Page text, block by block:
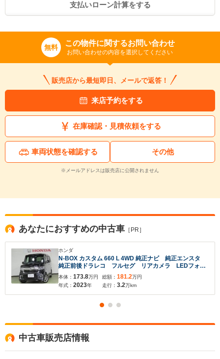
支払いローン計算をする
無料 この物件に関するお問い合わせ
お問い合わせの内容を選択してください
販売店から最短即日、メールで返答！
来店予約をする
在庫確認・見積依頼をする
車両状態を確認する その他
※メールアドレスは販売店に公開されません
あなたにおすすめの中古車 ［PR］
ホンダ
N-BOX カスタム 660 L 4WD 純正ナビ 純正エンスタ
純正前後ドラレコ フルセグ リアカメラ LEDフォ
グ ETC
本体： 173.8万円
年式： 2023年
総額： 181.2万円
走行： 3.2万km
中古車販売店情報